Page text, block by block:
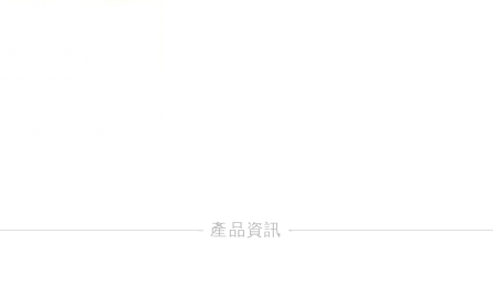
- 產品資訊 -